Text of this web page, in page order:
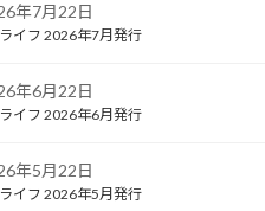
年7月22日
イフ 2026年7月発行
年6月22日
イフ 2026年6月発行
年5月22日
イフ 2026年5月発行